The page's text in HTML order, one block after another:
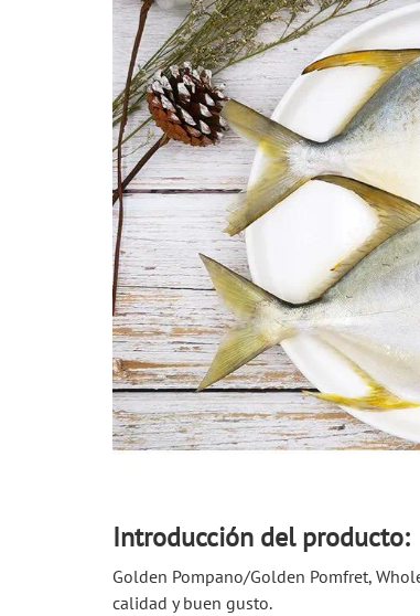
Introducción del producto:
Golden Pompano/Golden Pomfret,
calidad y buen gusto.